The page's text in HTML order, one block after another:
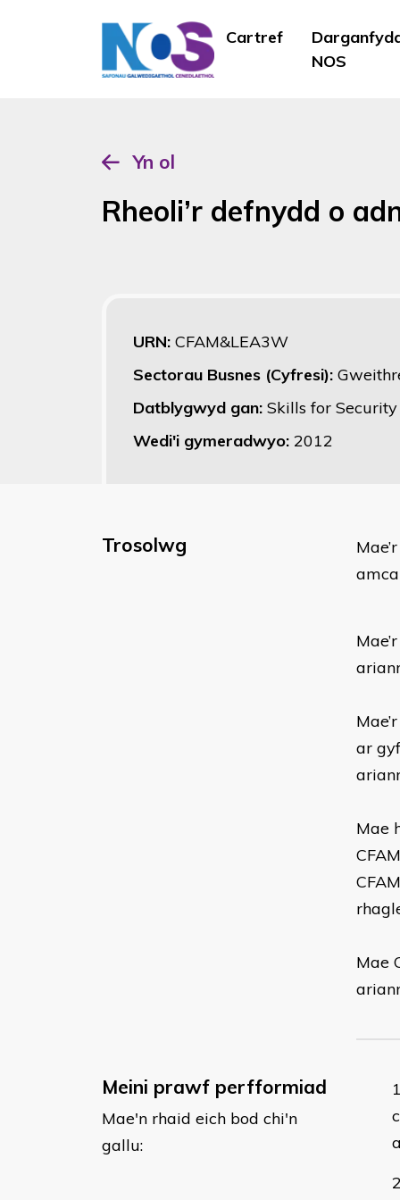
Cartref
NOS
Yn ol
Rheoli’r defnydd o
URN: CFAM&LEA3W
Sectorau Busnes (Cyfresi):
Datblygwyd gan: Skills for Security
Wedi'i gymeradwyo: 2012
Trosolwg
ar
Mae
Mae
Meini prawf perfformiad
Mae'n rhaid eich bod chi'n
gallu:
c